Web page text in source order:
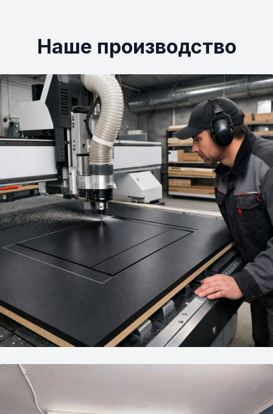
Наше производство